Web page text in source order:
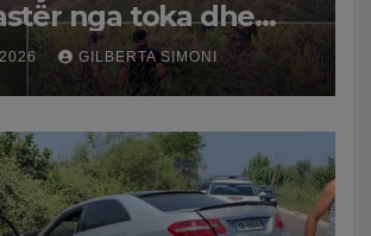
nga toka dhe
me dy helikopterë.
GILBERTA SIMONI